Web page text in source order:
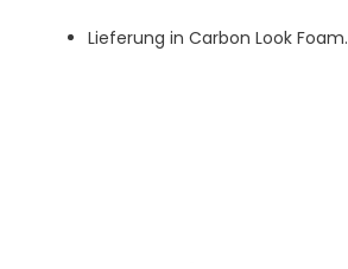
Lieferung in Carbon Look Foam.